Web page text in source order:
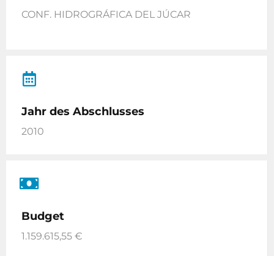
CONF. HIDROGRÁFICA DEL JÚCAR
Jahr des Abschlusses
2010
Budget
1.159.615,55 €